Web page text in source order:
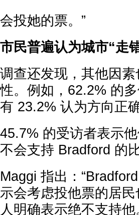
会投她的票。”
市民普遍认为城市“走
调查还发现，其他因
性。例如，62.2% 的
有 23.2% 认为方向正
45.7% 的受访者表示
不会支持 Bradford 的
Maggi 指出：
示会考虑投他票的居
人明确表示绝不支持